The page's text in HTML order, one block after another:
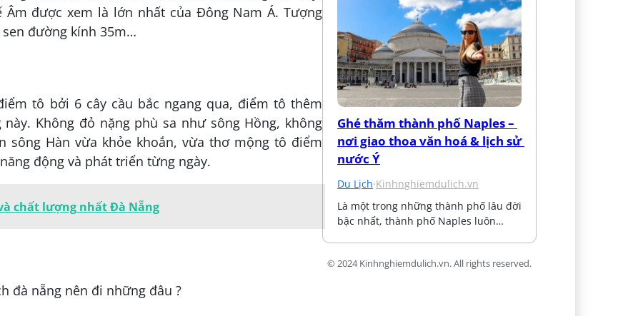
được xem là lớn nhất của Đông Nam Á. Tượng
đường kính 35m…
tô bởi 6 cây cầu bắc ngang qua, điểm tô thêm
Không đỏ nặng phù sa như sông Hồng, không
sông Hàn vừa khỏe khoắn, vừa thơ mộng tô điểm
động và phát triển từng ngày.
chất lượng nhất Đà Nẵng
Ghé thăm thành phố Naples –
nơi giao thoa văn hoá & lịch sử
nước Ý
Du Lịch·Kinhnghiemdulich.vn
Là một trong những thành phố lâu đời
bậc nhất, thành phố Naples luôn…
© 2024 Kinhnghiemdulich.vn. All rights reserved.